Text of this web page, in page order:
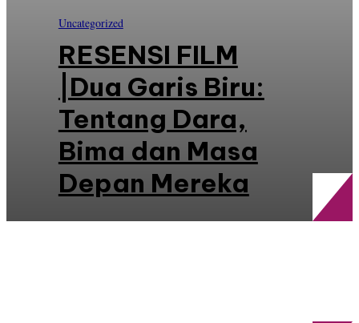
Uncategorized
RESENSI FILM
|Dua Garis Biru:
Tentang Dara,
Bima dan Masa
Depan Mereka